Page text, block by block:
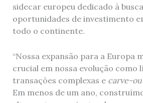
sidecar europeu dedicado à
oportunidades de investimento
todo o continente.
“Nossa expansão para a Europa
crucial em nossa evolução como
transações complexas e carve-
Em menos de um ano,